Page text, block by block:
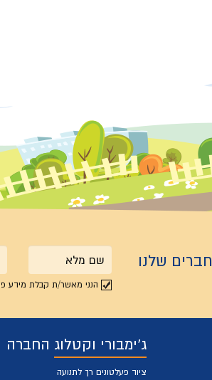
שלנו
שם הנני מאשר/ת קבלת מידע
ג'ימבורי וקטלוג החברה
ציוד פעלטונים רך לתנועה